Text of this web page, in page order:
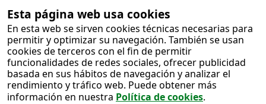
Esta página web usa cookies
En esta web se sirven cookies técnicas necesarias para
permitir y optimizar su navegación. También se usan
cookies de terceros con el fin de permitir
funcionalidades de redes sociales, ofrecer publicidad
basada en sus hábitos de navegación y analizar el
rendimiento y tráfico web. Puede obtener más
información en nuestra Política de cookies.